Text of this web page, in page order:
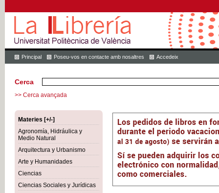
Principal Poseu-vos en contacte amb nosaltres Accedeix
Cerca
>> Cerca avançada
Materies [+/-]
Agronomía, Hidráulica y
Medio Natural
Arquitectura y Urbanismo
Arte y Humanidades
Ciencias
Ciencias Sociales y Jurídicas